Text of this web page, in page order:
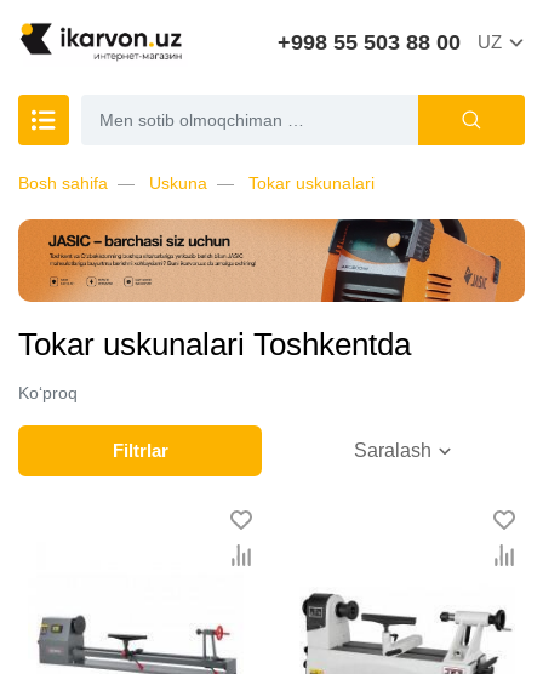
+998 55 503 88 00 UZ
Bosh sahifa Uskuna Tokar uskunalari
Tokar uskunalari Toshkentda
Ko‘proq
Filtrlar Saralash